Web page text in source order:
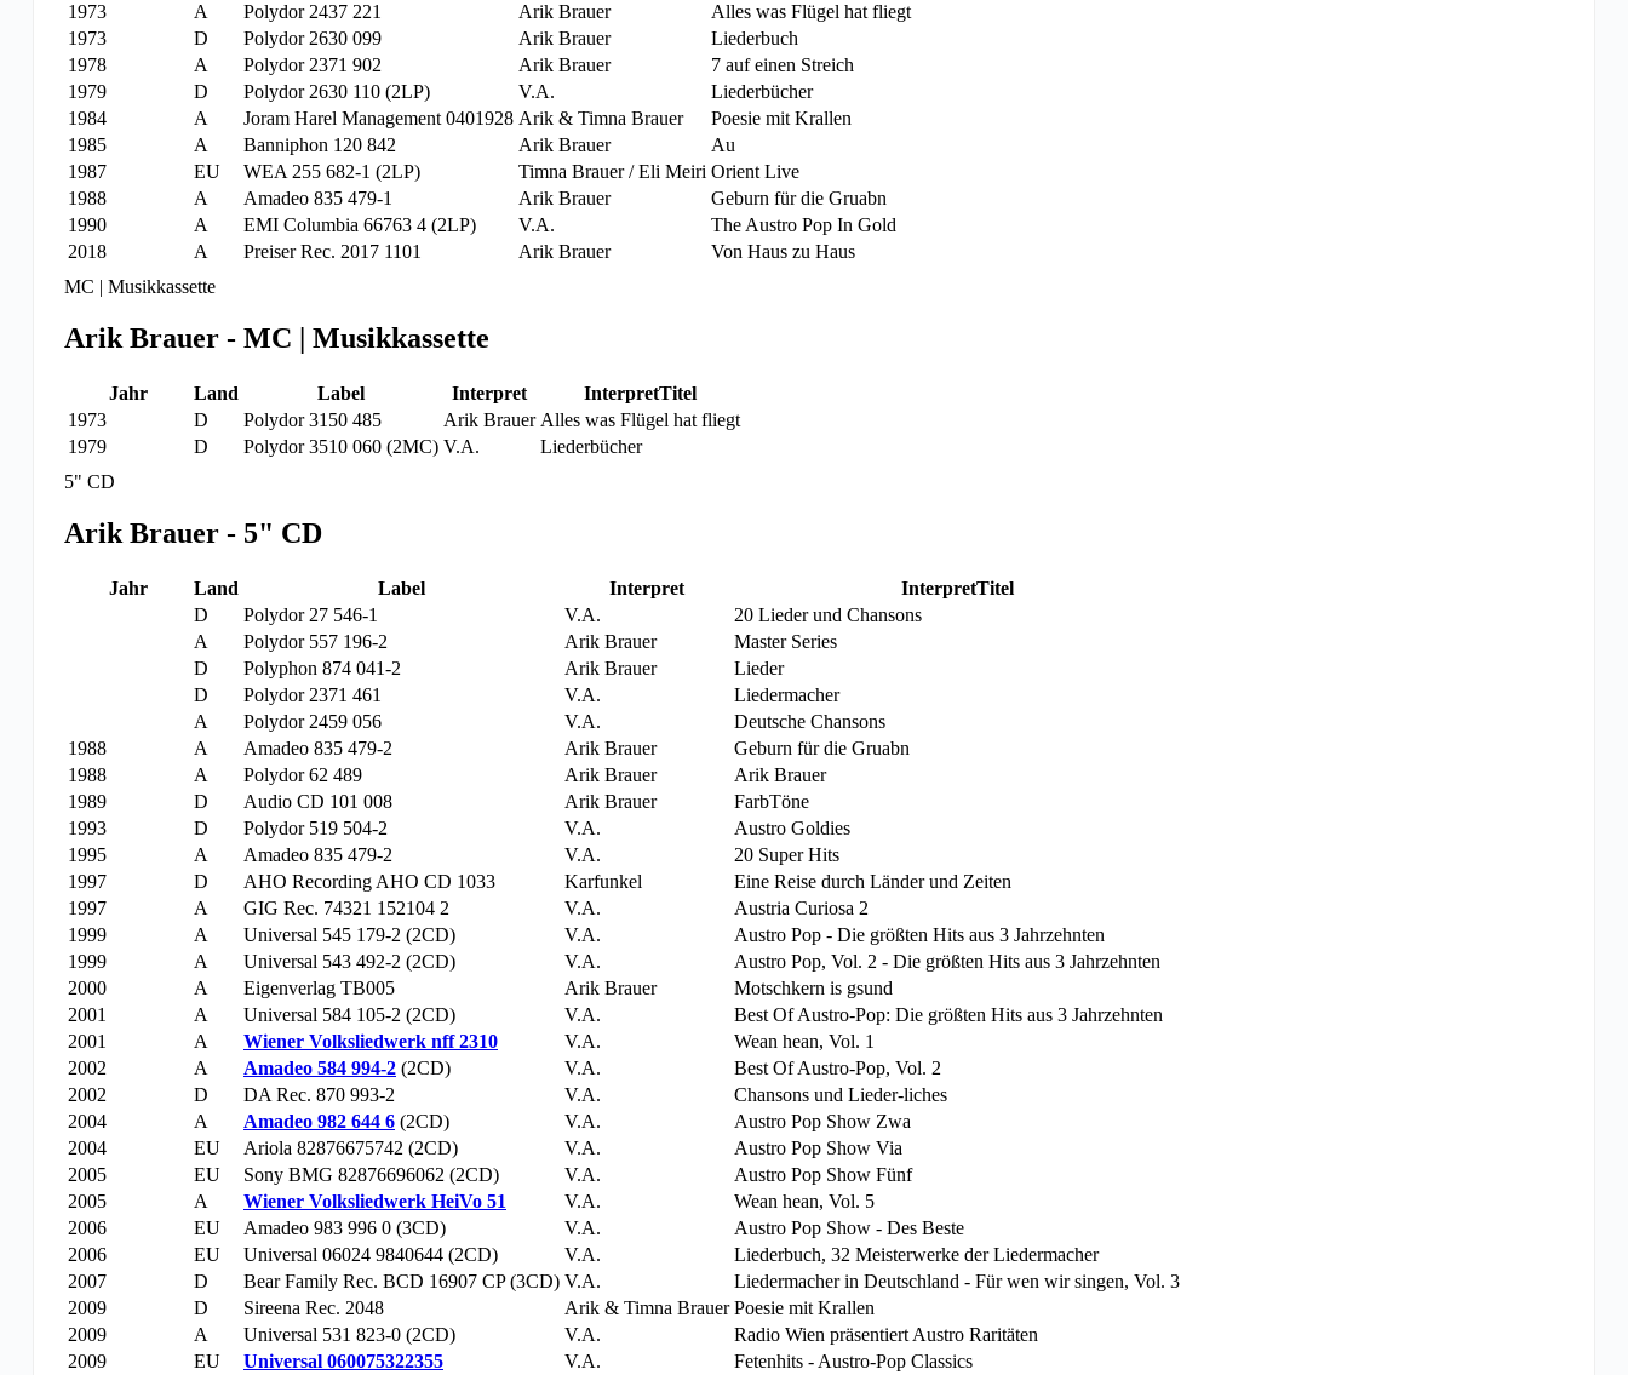
1973
A Polydor 2437 221 Arik Brauer
Alles was Flügel hat fliegt
1973
D Polydor 2630 099 Arik Brauer
Liederbuch
1978
A Polydor 2371 902 Arik Brauer
7 auf einen Streich
1979
D Polydor 2630 110 (2LP) V.A.
Liederbücher
1984
A Joram Harel Management 0401928 Arik & Timna Brauer
Poesie mit Krallen
1985
A Banniphon 120 842 Arik Brauer
Au
1987
EU WEA 255 682-1 (2LP) Timna Brauer / Eli Meiri Orient Live
1988
A Amadeo 835 479-1 Arik Brauer
Geburn für die Gruabn
1990
A EMI Columbia 66763 4 (2LP) V.A.
The Austro Pop In Gold
2018
A Preiser Rec. 2017 1101 Arik Brauer
Von Haus zu Haus
MC | Musikkassette
Arik Brauer - MC | Musikkassette
Jahr Land Label Interpret
InterpretTitel
1973
D Polydor 3150 485 Arik Brauer Alles was Flügel hat fliegt
1979
D Polydor 3510 060 (2MC) V.A.
Liederbücher
5" CD
Arik Brauer - 5" CD
Jahr Land Label Interpret
InterpretTitel
D
Polydor 27 546-1 V.A.
20 Lieder und Chansons
A
Polydor 557 196-2 Arik Brauer
Master Series
D
Polyphon 874 041-2 Arik Brauer
Lieder
D
Polydor 2371 461 V.A.
Liedermacher
A
Polydor 2459 056 V.A.
Deutsche Chansons
1988
A Amadeo 835 479-2 Arik Brauer
Geburn für die Gruabn
1988
A Polydor 62 489 Arik Brauer
Arik Brauer
1989
D Audio CD 101 008 Arik Brauer
FarbTöne
1993
D Polydor 519 504-2 V.A.
Austro Goldies
1995
A Amadeo 835 479-2 V.A.
20 Super Hits
1997
D AHO Recording AHO CD 1033 Karfunkel
Eine Reise durch Länder und Zeiten
1997
A GIG Rec. 74321 152104 2 V.A.
Austria Curiosa 2
1999
A Universal 545 179-2 (2CD) V.A.
Austro Pop - Die größten Hits aus 3 Jahrzehnten
1999
A Universal 543 492-2 (2CD) V.A.
Austro Pop, Vol. 2 - Die größten Hits aus 3 Jahrzehnten
2000
A Eigenverlag TB005 Arik Brauer
Motschkern is gsund
2001
A Universal 584 105-2 (2CD) V.A.
Best Of Austro-Pop: Die größten Hits aus 3 Jahrzehnten
2001
A Wiener Volksliedwerk nff 2310 V.A.
Wean hean, Vol. 1
2002
A Amadeo 584 994-2 (2CD) V.A.
Best Of Austro-Pop, Vol. 2
2002
D DA Rec. 870 993-2 V.A.
Chansons und Lieder-liches
2004
A Amadeo 982 644 6 (2CD) V.A.
Austro Pop Show Zwa
2004
EU Ariola 82876675742 (2CD) V.A.
Austro Pop Show Via
2005
EU Sony BMG 82876696062 (2CD) V.A.
Austro Pop Show Fünf
2005
A Wiener Volksliedwerk HeiVo 51 V.A.
Wean hean, Vol. 5
2006
EU Amadeo 983 996 0 (3CD) V.A.
Austro Pop Show - Des Beste
2006
EU Universal 06024 9840644 (2CD) V.A.
Liederbuch, 32 Meisterwerke der Liedermacher
2007
D Bear Family Rec. BCD 16907 CP (3CD) V.A.
Liedermacher in Deutschland - Für wen wir singen, Vol. 3
2009
D Sireena Rec. 2048 Arik & Timna Brauer Poesie mit Krallen
2009
A Universal 531 823-0 (2CD) V.A.
Radio Wien präsentiert Austro Raritäten
2009
EU Universal 060075322355 V.A. Fetenhits - Austro-Pop Classics